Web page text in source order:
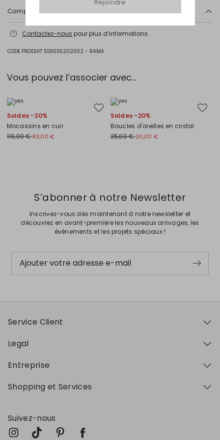
Composition et lavage
Lavage max 30 °c - textiles délicats; blanchiment chloré interdit;
séchage en tambour interdit; sécher normalement à l'ombre;
: Fiche produit relative aux qualités ou
caractéristiques environnementales
Contactez-nous pour plus d’informations
CODE PRODUIT 5131035202002 - RAMA
Vous pouvez l’associer avec…
Ajouter vers la liste de souhaits
Soldes -30%
Mocassins en cuir
119,00 €83,00 €
Soldes -20%
Boucles d'oreilles en cristal
25,00 €20,00 €
S’abonner à notre Newsletter
Inscrivez-vous dès maintenant à notre newsletter et
découvrez en avant-première les nouveaux arrivages, les
événements et les projets spéciaux !
Ajouter votre adresse e-mail
Service Client
Legal
Entreprise
Shopping et Services
Suivez-nous
Rejoindre